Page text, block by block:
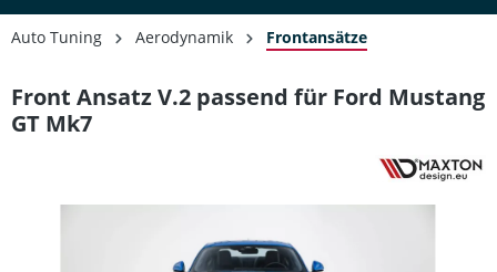
Auto Tuning Aerodynamik Frontansätze
Front Ansatz V.2 passend für Ford Mustang
GT Mk7